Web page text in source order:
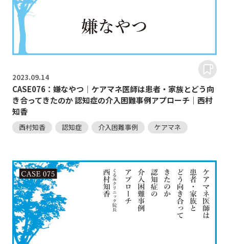
2023.09.14
CASE076：嫌なやつ｜ケアマネ医師は患者・家族とどう向
き合ってきたのか 認知症の介入困難事例アプローチ｜西村
知香
西村知香 認知症 介入困難事例 ケアマネ